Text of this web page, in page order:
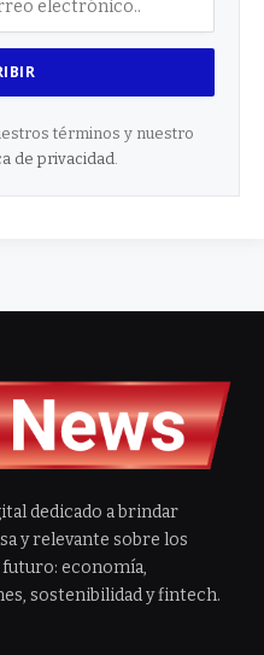
términos y nuestro
de privacidad.
dedicado a brindar
y relevante sobre los
economía,
sostenibilidad y fintech.